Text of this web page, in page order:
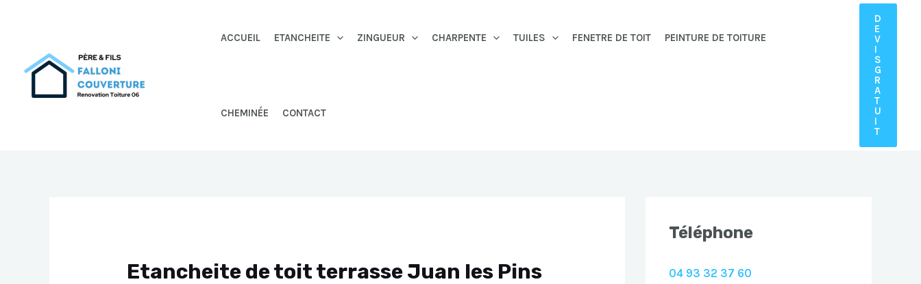
ACCUEIL ETANCHEITE ZINGUEUR CHARPENTE TUILES FENETRE DE TOIT PEINTURE DE TOITURE
CHEMINÉE CONTACT
D
E
V
I
S
G
R
A
T
U
I
T
Etancheite de toit terrasse Juan les Pins
Téléphone
04 93 32 37 60